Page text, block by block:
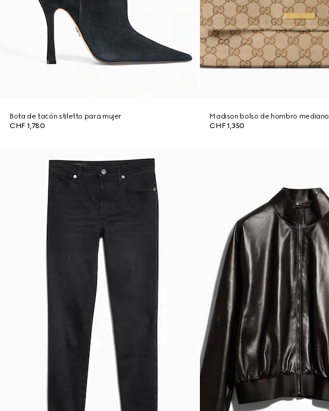
Bota de tacón stiletto para mujer
CHF 1,780
Madison bolso de hombro mediano
CHF 1,350